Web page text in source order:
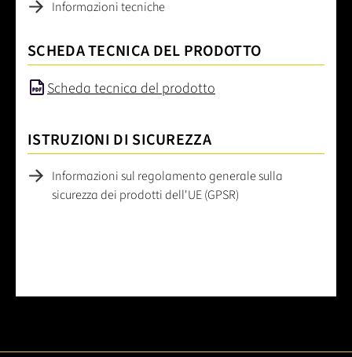
Informazioni tecniche
SCHEDA TECNICA DEL PRODOTTO
Scheda tecnica del prodotto
ISTRUZIONI DI SICUREZZA
Informazioni sul regolamento generale sulla
sicurezza dei prodotti dell'UE (GPSR)